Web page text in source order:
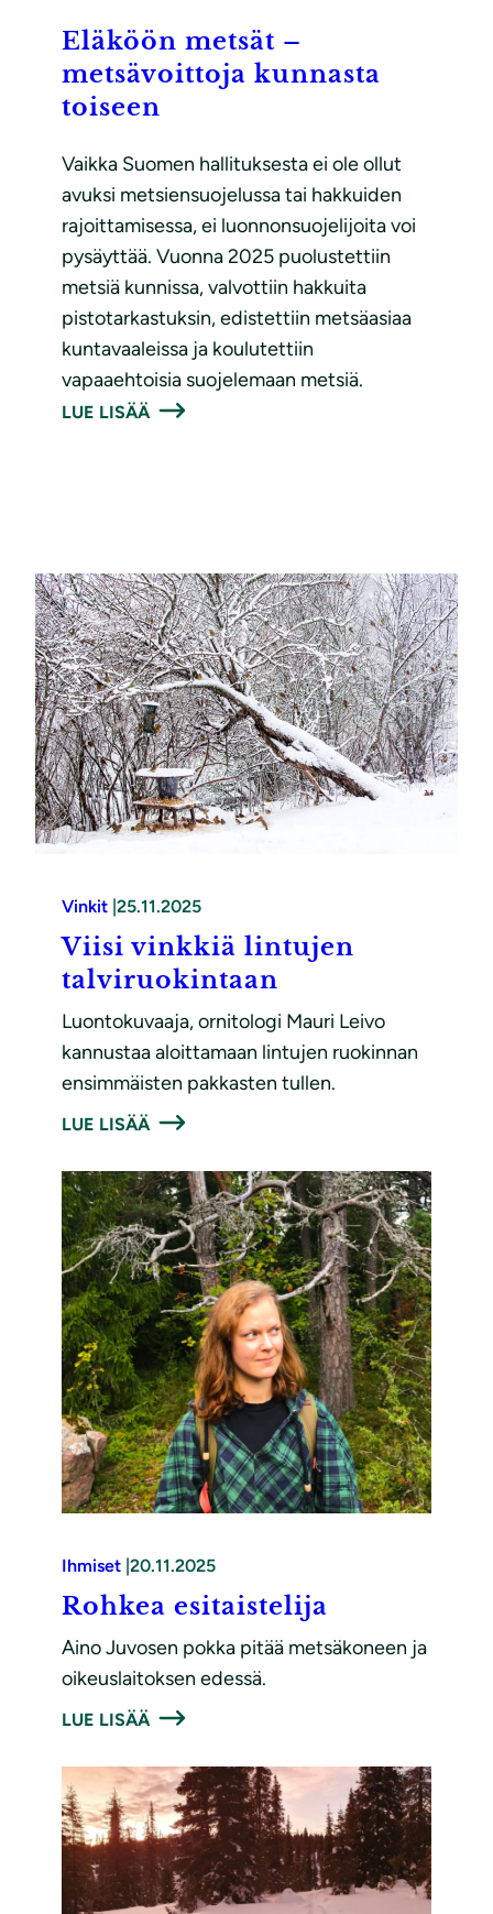
Eläköön metsät –
metsävoittoja kunnasta
toiseen
Vaikka Suomen hallituksesta ei ole ollut
avuksi metsiensuojelussa tai hakkuiden
rajoittamisessa, ei luonnonsuojelijoita voi
pysäyttää. Vuonna 2025 puolustettiin
metsiä kunnissa, valvottiin hakkuita
pistotarkastuksin, edistettiin metsäasiaa
kuntavaaleissa ja koulutettiin
vapaaehtoisia suojelemaan metsiä.
LUE LISÄÄ
Vinkit 25.11.2025
Viisi vinkkiä lintujen
talviruokintaan
Luontokuvaaja, ornitologi Mauri Leivo
kannustaa aloittamaan lintujen ruokinnan
ensimmäisten pakkasten tullen.
LUE LISÄÄ
Ihmiset |20.11.2025
Rohkea esitaistelija
Aino Juvosen pokka pitää metsäkoneen ja
oikeuslaitoksen edessä.
LUE LISÄÄ